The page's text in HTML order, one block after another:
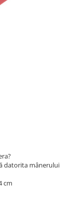
datorita mânerului
cm